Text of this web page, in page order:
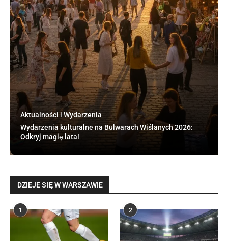
Aktualności i Wydarzenia
Wydarzenia kulturalne na Bulwarach Wiślanych 2026:
Odkryj magię lata!
DZIEJE SIĘ W WARSZAWIE
1 2